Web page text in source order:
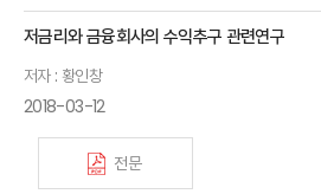
저금리와 금융회사의 수익추구 관련연구
저자 : 황인창
2018-03-12
전문